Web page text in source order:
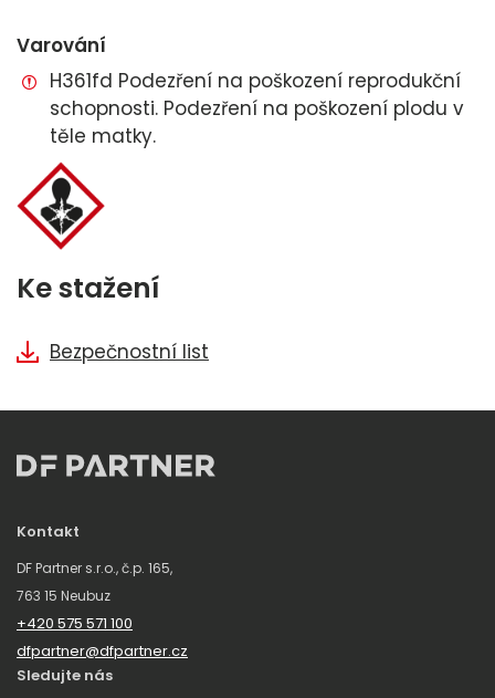
Varování
H361fd Podezření na poškození reprodukční
schopnosti. Podezření na poškození plodu v
těle matky.
Ke stažení
Bezpečnostní list
Kontakt
DF Partner s.r.o., č.p. 165,
763 15 Neubuz
+420 575 571 100
dfpartner@dfpartner.cz
Sledujte nás